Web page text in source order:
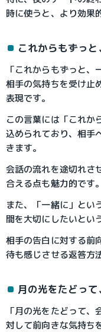
時に使うと、より効果
これからもずっ
「これからもずっと、
相手の気持ちを受け止
表現です。
この言葉には「これか
込められており、相手
きます。
会話の流れを途切れさ
合える点も魅力的です。
また、「一緒に」とい
間を大切にしたいとい
相手の告白に対する前
待も感じさせる返答方
月の光をたどっ
「月の光をたどって
対して前向きな気持ち